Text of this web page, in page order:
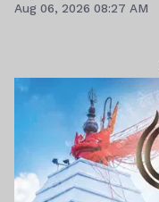
Aug 06, 2026 08:27 AM